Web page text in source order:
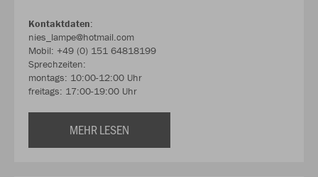
Kontaktdaten:
nies_lampe@hotmail.com
Mobil: +49 (0) 151 64818199
Sprechzeiten:
montags: 10:00-12:00 Uhr
freitags: 17:00-19:00 Uhr
MEHR LESEN